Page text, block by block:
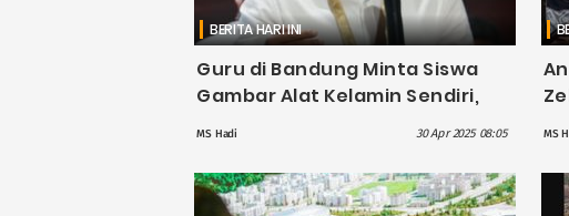
BERITA HARI INI
Guru di Bandung Minta Siswa
Gambar Alat Kelamin Sendiri,
Dedi Mulyadi: Saya Berhentikan!
MS Hadi 30 Apr 2025 08:05 MS